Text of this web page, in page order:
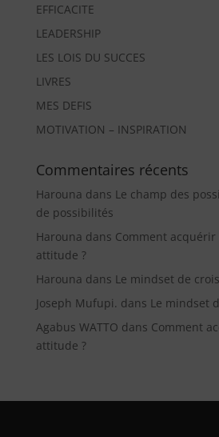
EFFICACITE
LEADERSHIP
LES LOIS DU SUCCES
LIVRES
MES DEFIS
MOTIVATION – INSPIRATION
Commentaires récents
Harouna dans Le champ des
de possibilités
Harouna dans Comment
attitude ?
Harouna dans Le mindset de
Joseph Mufupi. dans Le mindset
Agabus WATTO dans Comment
attitude ?